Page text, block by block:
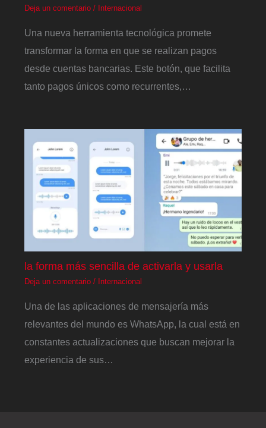
Deja un comentario / Internacional
Una nueva herramienta tecnológica promete
transformar la forma en que se realizan pagos
desde cuentas bancarias. Este botón, que facilita
tanto pagos únicos como recurrentes,…
la forma más sencilla de activarla y usarla
Deja un comentario / Internacional
Una de las aplicaciones de mensajería más
relevantes del mundo es WhatsApp, la cual está en
constantes actualizaciones que buscan mejorar la
experiencia de sus…